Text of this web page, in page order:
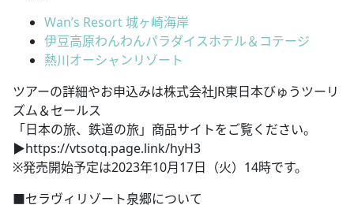
Wan’s Resort 城ヶ崎海岸
伊豆高原わんわんパラダイスホテル＆コテージ
熱川オーシャンリゾート
ツアーの詳細やお申込みは株式会社JR東日本びゅうツーリ
ズム＆セールス
「日本の旅、鉄道の旅」商品サイトをご覧ください。
▶︎https://vtsotq.page.link/hyH3
※発売開始予定は2023年10月17日（火）14時です。
■セラヴィリゾート泉郷について